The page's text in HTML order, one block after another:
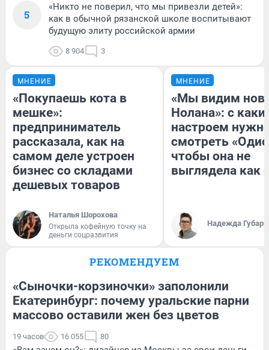
5
«Никто не поверил, что мы привезли детей»:
как в обычной рязанской школе воспитывают
будущую элиту российской армии
8 904 3
МНЕНИЕ
«Покупаешь кота в
мешке»:
предприниматель
рассказала, как на
самом деле устроен
бизнес со складами
дешевых товаров
Наталья Шорохова
Открыла кофейную точку на
деньги соцразвития
МНЕНИЕ
«Мы видим
Нолана»: с
настроем
смотреть
чтобы она не
выглядела как
Надежда Губарь
РЕКОМЕНДУЕМ
«Сыночки-корзиночки» заполонили
Екатеринбург: почему уральские парни
массово оставили жен без цветов
19 часов 16 055 80